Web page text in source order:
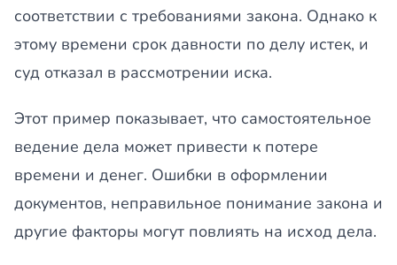
соответствии с требованиями закона. Однако к
этому времени срок давности по делу истек, и
суд отказал в рассмотрении иска.
Этот пример показывает, что самостоятельное
ведение дела может привести к потере
времени и денег. Ошибки в оформлении
документов, неправильное понимание закона и
другие факторы могут повлиять на исход дела.